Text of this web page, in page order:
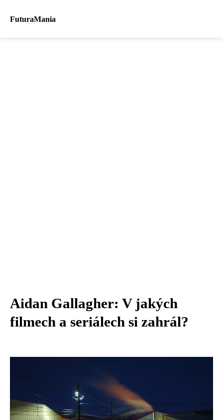
FuturaMania
Aidan Gallagher: V jakých
filmech a seriálech si zahrál?